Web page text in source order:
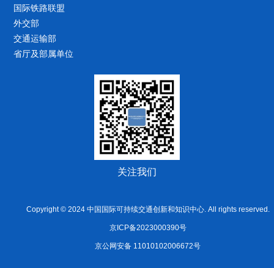
国际铁路联盟
外交部
交通运输部
省厅及部属单位
关注我们
Copyright © 2024 中国国际可持续交通创新和知识中心. All rights reserved.
京ICP备2023000390号
京公网安备 11010102006672号